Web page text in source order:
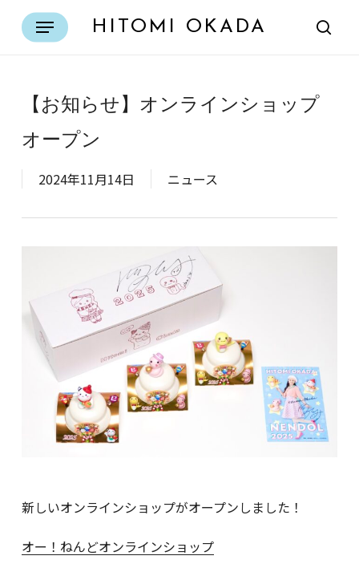
HITOMI OKADA
Menu
【お知らせ】オンラインショップ
オープン
2024年11月14日 ニュース
新しいオンラインショップがオープンしました！
オー！ねんどオンラインショップ